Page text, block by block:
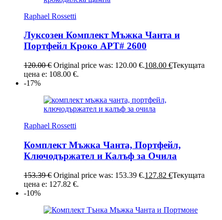
Raphael Rossetti
Луксозен Комплект Мъжка Чанта и
Портфейл Кроко АРТ# 2600
120.00€ Original price was: 120.00 €.108.00 €Текущата
цена е: 108.00 €.
-17%
Raphael Rossetti
Комплект Мъжка Чанта, Портфейл,
Ключодържател и Калъф за Очила
153.39€ Original price was: 153.39 €.127.82 €Текущата
цена е: 127.82 €.
-10%